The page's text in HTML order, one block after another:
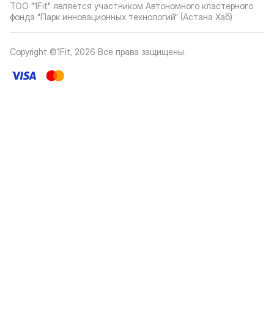
ТОО "1Fit" является участником Автономного кластерного
фонда "Парк инновационных технологий" (Астана Хаб)
Copyright ©1Fit, 2026 Все права защищены.